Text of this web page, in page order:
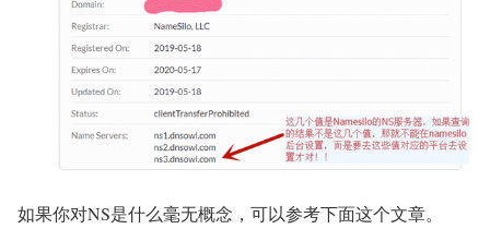
如果你对NS是什么毫无概念，可以参考下面这个文章。